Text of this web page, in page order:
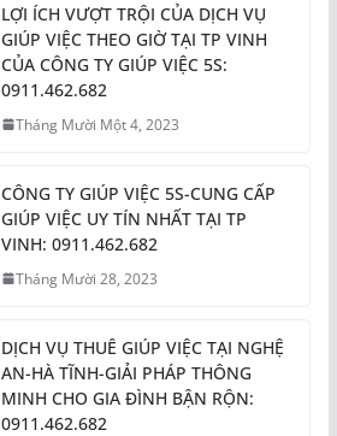
LỢI ÍCH VƯỢT TRỘI CỦA DỊCH VỤ
GIÚP VIỆC THEO GIỜ TẠI TP VINH
CỦA CÔNG TY GIÚP VIỆC 5S:
0911.462.682
Tháng Mười Một 4, 2023
CÔNG TY GIÚP VIỆC 5S-CUNG CẤP
GIÚP VIỆC UY TÍN NHẤT TẠI TP
VINH: 0911.462.682
Tháng Mười 28, 2023
DỊCH VỤ THUÊ GIÚP VIỆC TẠI NGHỆ
AN-HÀ TĨNH-GIẢI PHÁP THÔNG
MINH CHO GIA ĐÌNH BẬN RỘN:
0911.462.682